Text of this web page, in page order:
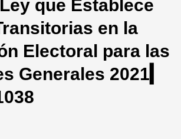
que Establece
en la
Electoral para las
Generales 2021▎